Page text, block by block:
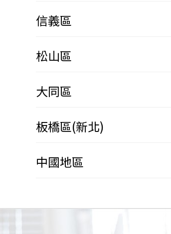
信義區
松山區
大同區
板橋區(新北)
中國地區